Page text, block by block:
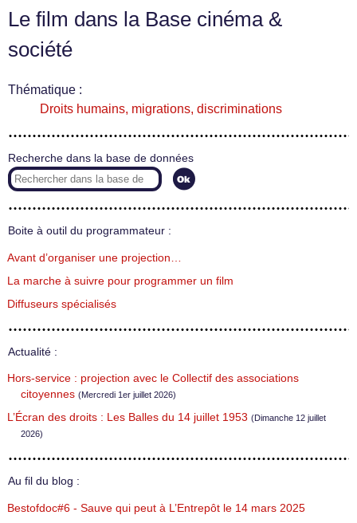
Le film dans la Base cinéma &
société
Thématique :
Droits humains, migrations, discriminations
Recherche dans la base de données
Boite à outil du programmateur :
Avant d’organiser une projection…
La marche à suivre pour programmer un film
Diffuseurs spécialisés
Actualité :
Hors-service : projection avec le Collectif des associations
citoyennes (Mercredi 1er juillet 2026)
L’Écran des droits : Les Balles du 14 juillet 1953 (Dimanche 12 juillet
2026)
Au fil du blog :
Bestofdoc#6 - Sauve qui peut à L’Entrepôt le 14 mars 2025